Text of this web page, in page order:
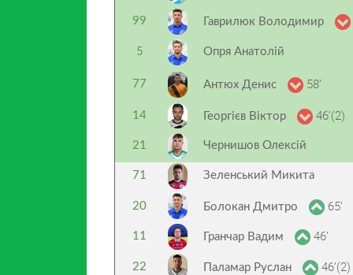
99 Гаврилюк Володимир
5 Опря Анатолій
77 Антюх Денис 58’
14 Георгієв Віктор 46’(2)
21 Чернишов Олексій
71 Зеленський Микита
20 Болокан Дмитро 65’
11 Гранчар Вадим 46’
22 Паламар Руслан 46’(2)